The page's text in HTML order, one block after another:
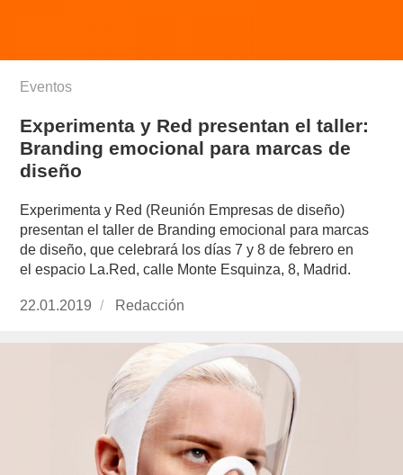
Eventos
Experimenta y Red presentan el taller:
Branding emocional para marcas de
diseño
Experimenta y Red (Reunión Empresas de diseño)
presentan el taller de Branding emocional para marcas
de diseño, que celebrará los días 7 y 8 de febrero en
el espacio La.Red, calle Monte Esquinza, 8, Madrid.
Publicado
22.01.2019 https://www.experimenta.es/author/redaccion/
Redacción